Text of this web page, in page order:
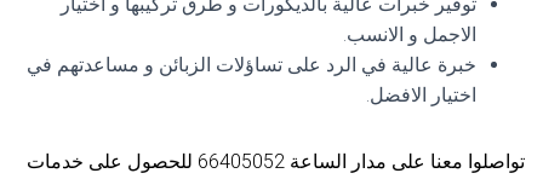
الاجمل و الانسب.
خبرة عالية في الرد على تساؤلات الزبائن و مساعدتهم في
اختيار الافضل.
تواصلوا معنا على مدار الساعة 66405052 للحصول على خدمات